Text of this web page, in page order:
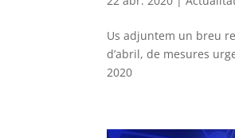
Us adjuntem un breu
d’abril, de mesures
2020